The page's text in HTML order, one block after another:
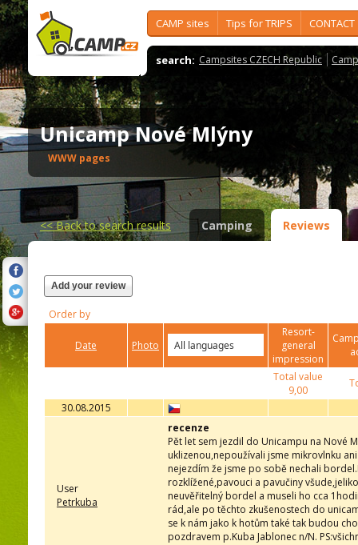
CAMP sites Tips for TRIPS CONTACT
search: Campsites CZECH Republic
Unicamp Nové Mlýny
WWW pages
<<Back to search results Camping Reviews
Add your review
Order by
Date Photo
Resort-
general
impression
Total value
9,00
30.08.2015
User
Petrkuba
recenze
Pět let sem jezdil do Unicampu na Nové
uklizenou,nepoužívali jsme mikrovlnku
nejezdím že jsme po sobě nechali
rozklížené,pavouci a pavučiny
neuvěřitelný bordel a museli ho cca
rád,ale po těchto zkušenostech do
se k nám jako k hotům také tak budou
pozdravem p.Kuba Jablonec n/N.